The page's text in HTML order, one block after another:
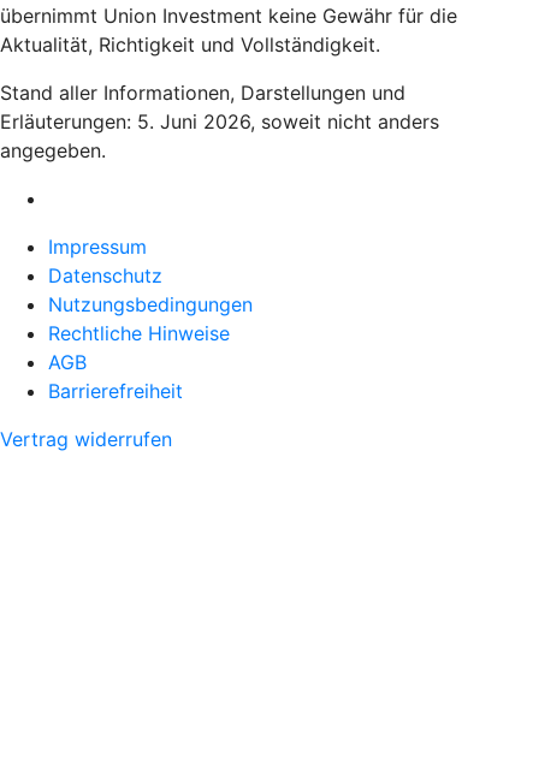
übernimmt Union Investment keine Gewähr für die
Aktualität, Richtigkeit und Vollständigkeit.
Stand aller Informationen, Darstellungen und
Erläuterungen: 5. Juni 2026, soweit nicht anders
angegeben.
Impressum
Datenschutz
Nutzungsbedingungen
Rechtliche Hinweise
AGB
Barrierefreiheit
Vertrag widerrufen